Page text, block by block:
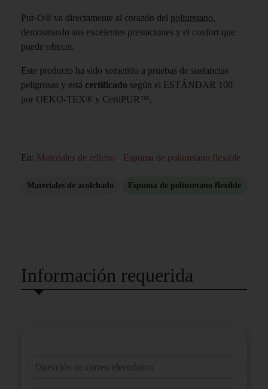
Pur-O® va directamente al corazón del poliuretano,
demostrando sus excelentes prestaciones y el confort que
puede ofrecer.
Este producto ha sido sometido a pruebas de sustancias
peligrosas y está certificado según el ESTÁNDAR 100
por OEKO-TEX® y CertiPUR™.
En: Materiales de relleno Espuma de poliuretano flexible
Materiales de acolchado Espuma de poliuretano flexible
Información requerida
Dirección de correo electrónico